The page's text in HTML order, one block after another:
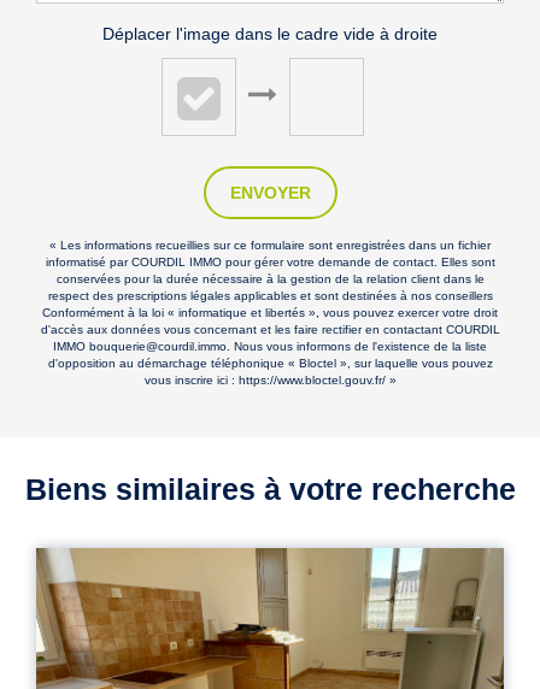
Déplacer l'image dans le cadre vide à droite
ENVOYER
« Les informations recueillies sur ce formulaire sont enregistrées dans un fichier
informatisé par COURDIL IMMO pour gérer votre demande de contact. Elles sont
conservées pour la durée nécessaire à la gestion de la relation client dans le
respect des prescriptions légales applicables et sont destinées à nos conseillers
Conformément à la loi « informatique et libertés », vous pouvez exercer votre droit
d'accès aux données vous concernant et les faire rectifier en contactant COURDIL
IMMO bouquerie@courdil.immo. Nous vous informons de l'existence de la liste
d'opposition au démarchage téléphonique « Bloctel », sur laquelle vous pouvez
vous inscrire ici : https://www.bloctel.gouv.fr/»
Biens similaires à votre recherche